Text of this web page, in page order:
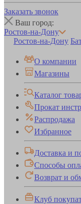
Заказать звонок
Ваш город:
Ростов-на-Дону
Ростов-на-Дону
О компании
Магазины
Каталог
Прокат
Распродажа
Избранное
Доставка и
Способы
Возврат и
Клуб